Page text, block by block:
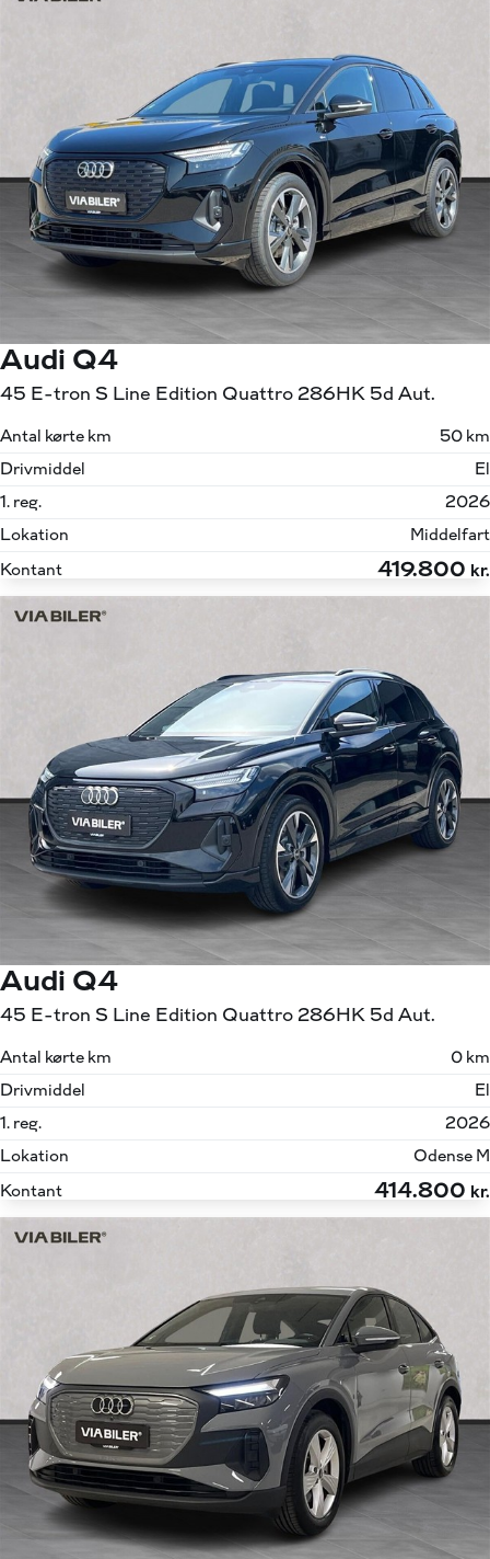
Audi Q4
45 E-tron S Line Edition Quattro 286HK 5d Aut.
Antal kørte km
50 km
Drivmiddel
El
1. reg.
2026
Lokation
Middelfart
Kontant
419.800 kr.
Audi Q4
45 E-tron S Line Edition Quattro 286HK 5d Aut.
Antal kørte km
0 km
Drivmiddel
El
1. reg.
2026
Lokation
Odense M
Kontant
414.800 kr.